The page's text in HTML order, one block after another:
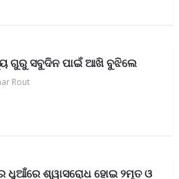
ଗୁରୁ ସବୁଦିନ ପାଇଁ ଆଖି ବୁଝିଲେ
Rout
ଧୁଆଁରେ ଶ୍ୱାସରୋଧ ହୋଇ ୨ମୃତ ଓ